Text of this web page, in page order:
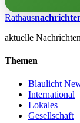
Rathaus
aktuelle
Themen
Blaulicht
International
Lokales
Gesellschaft